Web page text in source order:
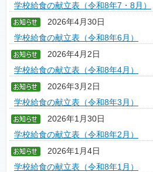
学校給食の献立表（令和8年7・8月）
2026年4月30日
学校給食の献立表（令和8年6月）
2026年4月2日
学校給食の献立表（令和8年4月）
2026年3月2日
学校給食の献立表（令和8年3月）
2026年1月30日
学校給食の献立表（令和8年2月）
2026年1月4日
学校給食の献立表（令和8年1月）